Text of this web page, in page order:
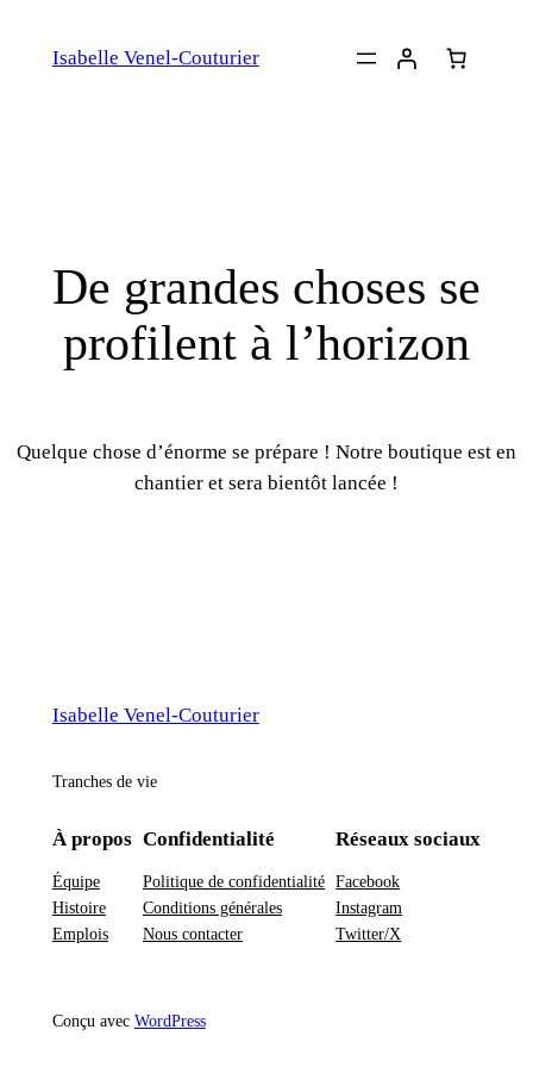
Isabelle Venel-Couturier
De grandes choses se
profilent à l’horizon
Quelque chose d’énorme se prépare ! Notre boutique est en
chantier et sera bientôt lancée !
Isabelle Venel-Couturier
Tranches de vie
À propos
Équipe
Histoire
Emplois
Confidentialité
Politique de confidentialité
Conditions générales
Nous contacter
Réseaux sociaux
Facebook
Instagram
Twitter/X
Conçu avec WordPress